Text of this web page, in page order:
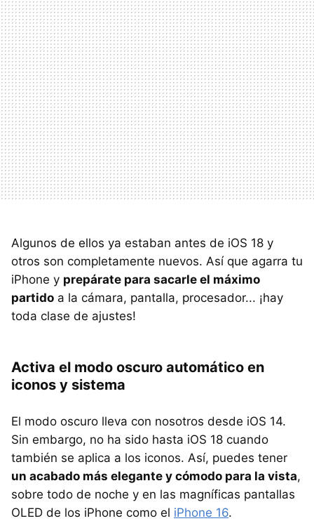
Algunos de ellos ya estaban antes de iOS 18 y
otros son completamente nuevos. Así que agarra tu
iPhone y prepárate para sacarle el máximo
partido a la cámara, pantalla, procesador... ¡hay
toda clase de ajustes!
Activa el modo oscuro automático en
iconos y sistema
El modo oscuro lleva con nosotros desde iOS 14.
Sin embargo, no ha sido hasta iOS 18 cuando
también se aplica a los iconos. Así, puedes tener
un acabado más elegante y cómodo para la vista,
sobre todo de noche y en las magníficas pantallas
OLED de los iPhone como el iPhone 16.